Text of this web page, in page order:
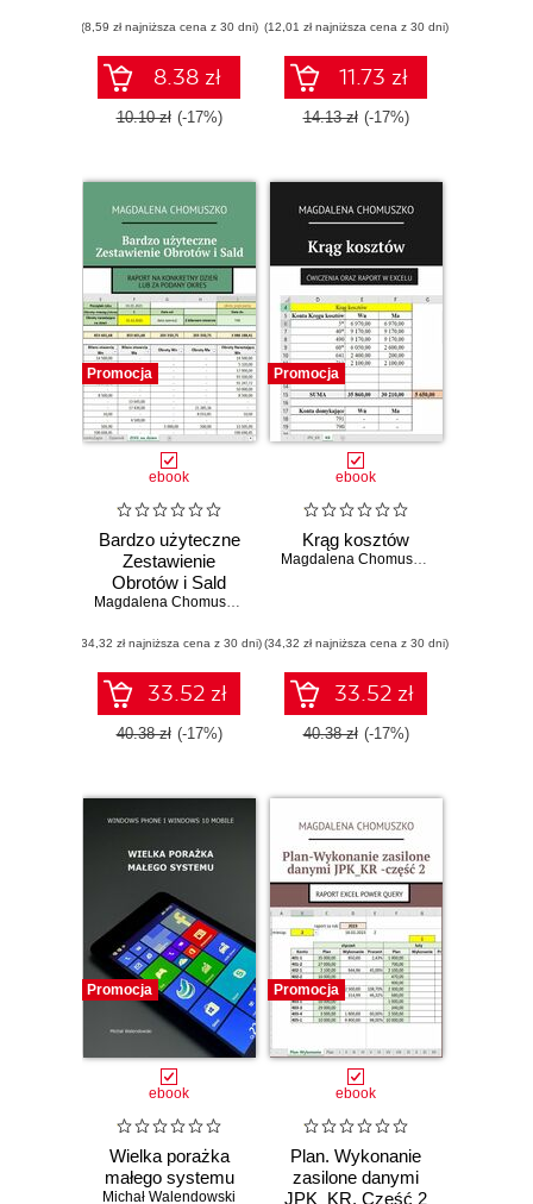
(8,59 zł najniższa cena z 30 dni)
8.38 zł
10.10 zł (-17%)
(12,01 zł najniższa cena z 30 dni)
11.73 zł
14.13 zł (-17%)
Promocja
ebook
Bardzo użyteczne
Zestawienie
Obrotów i Sald
Magdalena Chomuszko
(34,32 zł najniższa cena z 30 dni)
33.52 zł
40.38 zł (-17%)
Promocja
ebook
Krąg kosztów
Magdalena Chomuszko
(34,32 zł najniższa cena z 30 dni)
33.52 zł
40.38 zł (-17%)
Promocja
ebook
Wielka porażka
małego systemu
Michał Walendowski
Promocja
ebook
Plan. Wykonanie
zasilone danymi
JPK_KR. Część 2